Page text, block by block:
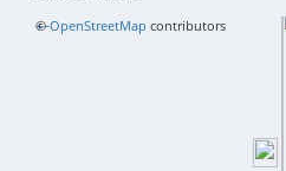
+−
©OpenStreetMap contributors